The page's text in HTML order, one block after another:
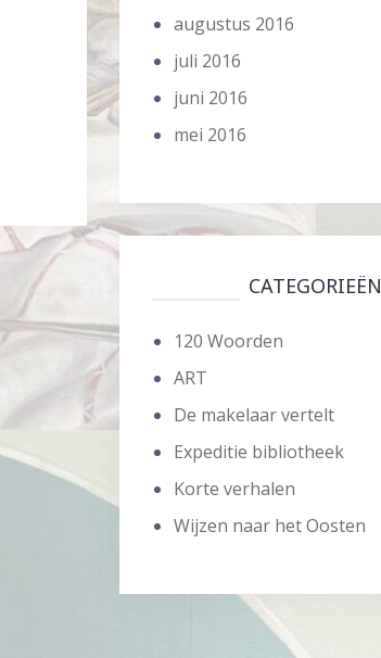
augustus 2016
juli 2016
juni 2016
mei 2016
CATEGORIEËN
120 Woorden
ART
De makelaar vertelt
Expeditie bibliotheek
Korte verhalen
Wijzen naar het Oosten